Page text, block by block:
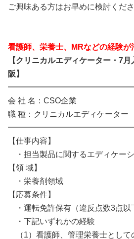
ご興味ある方はお早めに検討くだ
看護師、栄養士、MRなどの経験が
【クリニカルエディケーター・7
阪】
会 社 名：CSO企業
職 種：クリニカルエディケーター
【仕事内容】
・担当製品に関するエディケー
【領 域】
・栄養剤領域
【応募条件】
・運転免許保有（違反点数3点以
・下記いずれかの経験
（1） 看護師、管理栄養士として